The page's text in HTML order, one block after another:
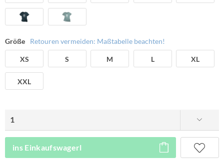
Größe Retouren vermeiden: Maßtabelle beachten!
XS S M L XL
XXL
ins Einkaufswagerl